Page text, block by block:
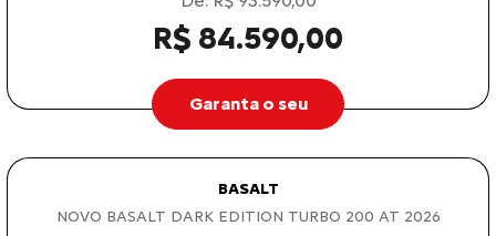
R$ 84.590,00
Garanta o seu
BASALT
NOVO BASALT DARK EDITION TURBO 200 AT 2026